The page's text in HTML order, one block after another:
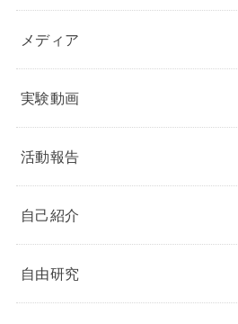
メディア
実験動画
活動報告
自己紹介
自由研究